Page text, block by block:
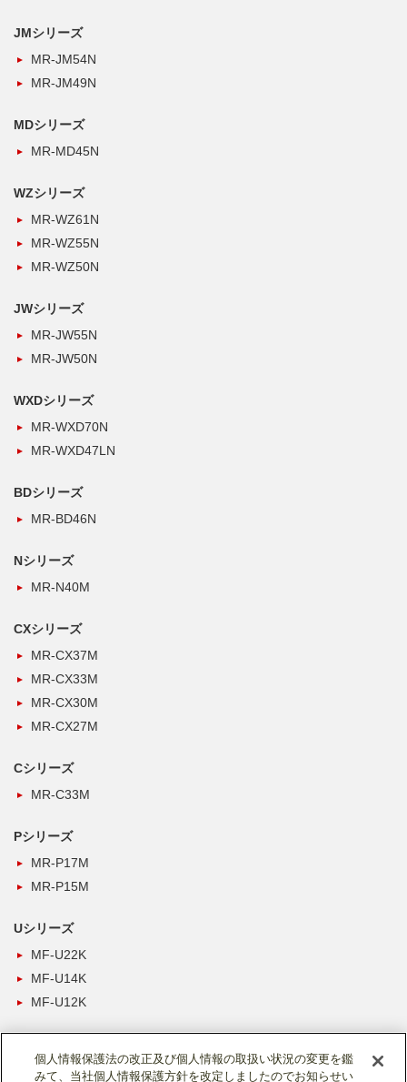
JMシリーズ
MR-JM54N
MR-JM49N
MDシリーズ
MR-MD45N
WZシリーズ
MR-WZ61N
MR-WZ55N
MR-WZ50N
JWシリーズ
MR-JW55N
MR-JW50N
WXDシリーズ
MR-WXD70N
MR-WXD47LN
BDシリーズ
MR-BD46N
Nシリーズ
MR-N40M
CXシリーズ
MR-CX37M
MR-CX33M
MR-CX30M
MR-CX27M
Cシリーズ
MR-C33M
Pシリーズ
MR-P17M
MR-P15M
Uシリーズ
MF-U22K
MF-U14K
MF-U12K
個人情報保護法の改正及び個人情報の取扱い状況の変更を鑑
みて、当社個人情報保護方針を改定しましたのでお知らせい